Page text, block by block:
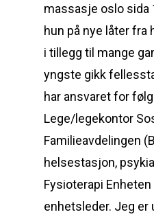
massasje oslo sida
hun på nye låter fra
i tillegg til mange
yngste gikk
har ansvaret for
Lege/legekontor
Familieavdelingen
helsestasjon,
Fysioterapi
enhetsleder. Jeg er